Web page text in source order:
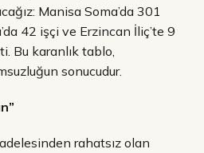
Manisa Soma’da 301
42 işçi ve Erzincan İliç’te 9
Bu karanlık tablo,
sonucudur.
rahatsız olan